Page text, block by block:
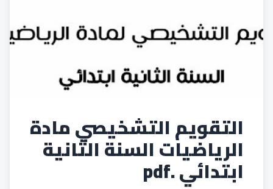
التقويم التشخيصي مادة
الرياضيات السنة الثانية
ابتدائي .pdf